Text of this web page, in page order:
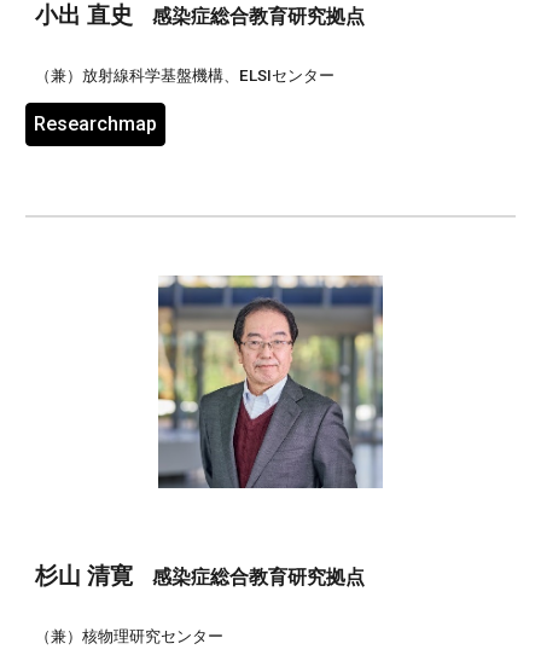
小出 直史 感染症総合教育研究拠点
（兼）放射線科学基盤機構、ELSIセンター
Researchmap
杉山 清寛 感染症総合教育研究拠点
（兼）核物理研究センター